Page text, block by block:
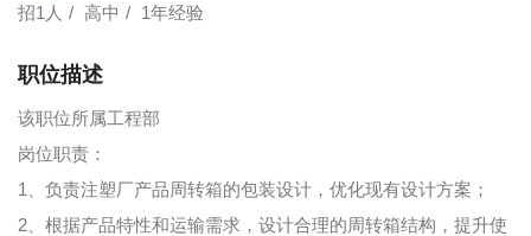
招1人 高中 1年经验
职位描述
该职位所属工程部
岗位职责：
1、负责注塑厂产品周转箱的包装设计，优化现有设计方案；
2、根据产品特性和运输需求，设计合理的周转箱结构，提升使